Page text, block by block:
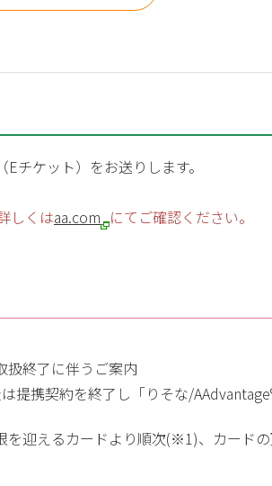
チケット）をお送りします。
しくはaa.com にてご確認ください。
扱終了に伴うご案内
提携契約を終了し「りそな/
迎えるカードより順次(※1)、カード